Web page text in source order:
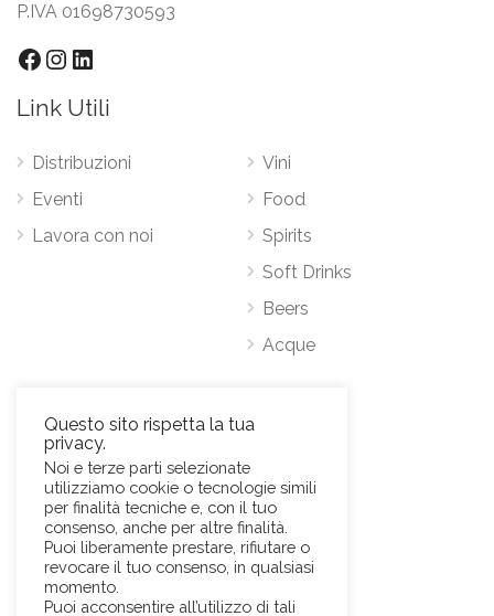
P.IVA 01698730593
Facebook
Instagram
LinkedIn
Link Utili
Distribuzioni
Eventi
Lavora con noi
Vini
Food
Spirits
Soft Drinks
Beers
Acque
Via Antonio Pacinotti 63, 00146 Roma
Mob.+39 3384389569
E-Mail:news@sviluppohoreca.it
Questo sito rispetta la tua
privacy.
Noi e terze parti selezionate
utilizziamo cookie o tecnologie simili
per finalità tecniche e, con il tuo
consenso, anche per altre finalità.
Puoi liberamente prestare, rifiutare o
revocare il tuo consenso, in qualsiasi
momento.
Puoi acconsentire all’utilizzo di tali